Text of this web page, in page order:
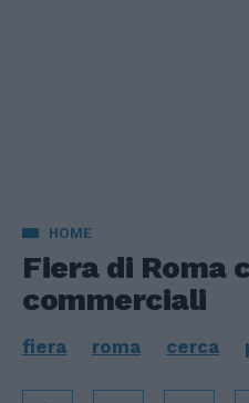
HOME
Fiera di Roma
commerciali
fiera roma cerca